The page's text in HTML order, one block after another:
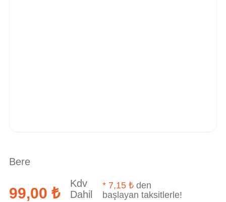
Bere
99,00 ₺
Kdv
Dahil
* 7,15 ₺ den
başlayan taksitlerle!